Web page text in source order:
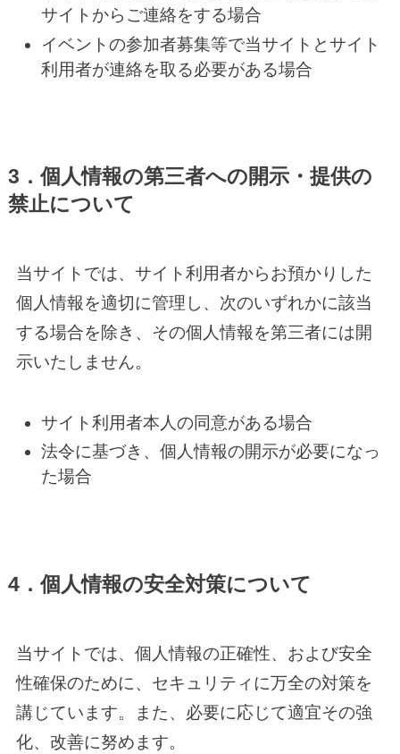
サイトからご連絡をする場合
イベントの参加者募集等で当サイトとサイト
利用者が連絡を取る必要がある場合
3．個人情報の第三者への開示・提供の
禁止について
当サイトでは、サイト利用者からお預かりした
個人情報を適切に管理し、次のいずれかに該当
する場合を除き、その個人情報を第三者には開
示いたしません。
サイト利用者本人の同意がある場合
法令に基づき、個人情報の開示が必要になっ
た場合
4．個人情報の安全対策について
当サイトでは、個人情報の正確性、および安全
性確保のために、セキュリティに万全の対策を
講じています。また、必要に応じて適宜その強
化、改善に努めます。